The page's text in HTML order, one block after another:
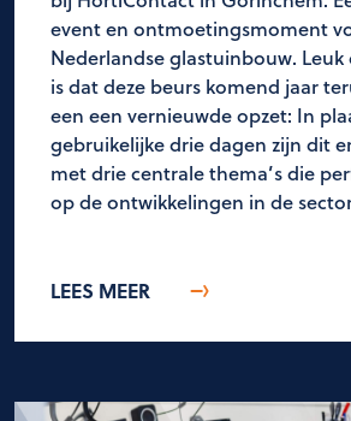
event en ontmoetingsmoment
Nederlandse glastuinbouw.
is dat deze beurs komend jaar
een een vernieuwde opzet: In
gebruikelijke drie dagen zijn dit
met drie centrale thema’s die
op de ontwikkelingen in de
LEES MEER